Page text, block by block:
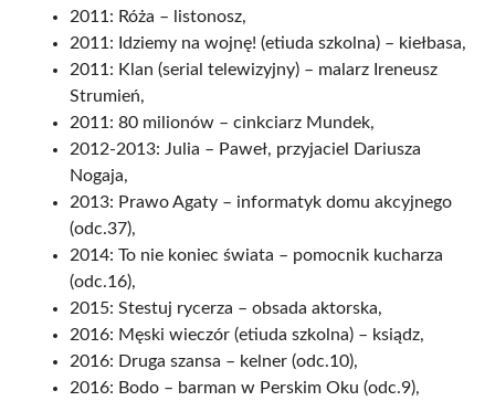
2011: Róża – listonosz,
2011: Idziemy na wojnę! (etiuda szkolna) – kiełbasa,
2011: Klan (serial telewizyjny) – malarz Ireneusz
Strumień,
2011: 80 milionów – cinkciarz Mundek,
2012-2013: Julia – Paweł, przyjaciel Dariusza
Nogaja,
2013: Prawo Agaty – informatyk domu akcyjnego
(odc.37),
2014: To nie koniec świata – pomocnik kucharza
(odc.16),
2015: Stestuj rycerza – obsada aktorska,
2016: Męski wieczór (etiuda szkolna) – ksiądz,
2016: Druga szansa – kelner (odc.10),
2016: Bodo – barman w Perskim Oku (odc.9),